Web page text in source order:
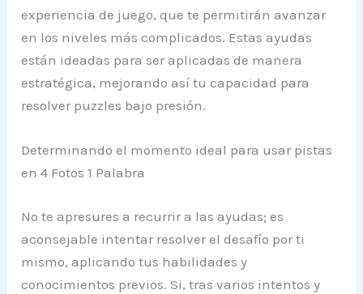
experiencia de juego, que te permitirán avanzar
en los niveles más complicados. Estas ayudas
están ideadas para ser aplicadas de manera
estratégica, mejorando así tu capacidad para
resolver puzzles bajo presión.
Determinando el momento ideal para usar pistas
en 4 Fotos 1 Palabra
No te apresures a recurrir a las ayudas; es
aconsejable intentar resolver el desafío por ti
mismo, aplicando tus habilidades y
conocimientos previos. Si, tras varios intentos y